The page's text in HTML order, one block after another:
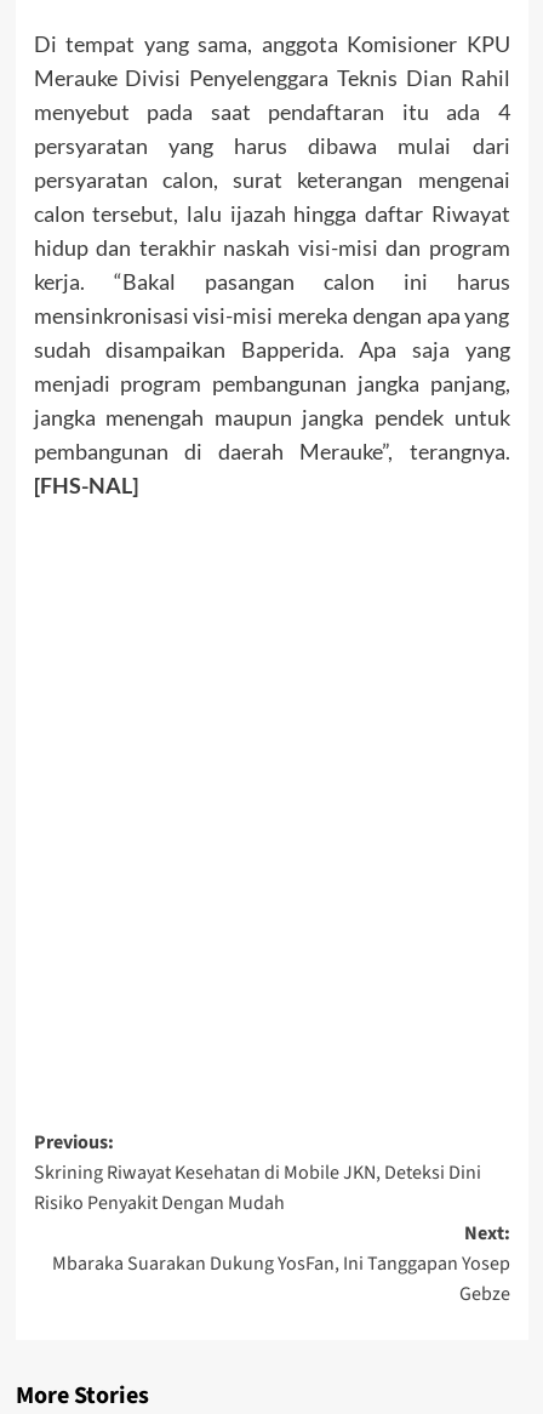
Di tempat yang sama, anggota Komisioner KPU
Merauke Divisi Penyelenggara Teknis Dian Rahil
menyebut pada saat pendaftaran itu ada 4
persyaratan yang harus dibawa mulai dari
persyaratan calon, surat keterangan mengenai
calon tersebut, lalu ijazah hingga daftar Riwayat
hidup dan terakhir naskah visi-misi dan program
kerja. “Bakal pasangan calon ini harus
mensinkronisasi visi-misi mereka dengan apa yang
sudah disampaikan Bapperida. Apa saja yang
menjadi program pembangunan jangka panjang,
jangka menengah maupun jangka pendek untuk
pembangunan di daerah Merauke”, terangnya.
[FHS-NAL]
Post
navigation
Previous:
Skrining Riwayat Kesehatan di Mobile JKN, Deteksi Dini
Risiko Penyakit Dengan Mudah
Next:
Mbaraka Suarakan Dukung YosFan, Ini Tanggapan Yosep
Gebze
More Stories